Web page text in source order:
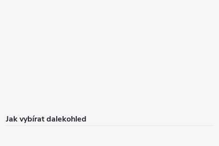
Jak vybírat dalekohled